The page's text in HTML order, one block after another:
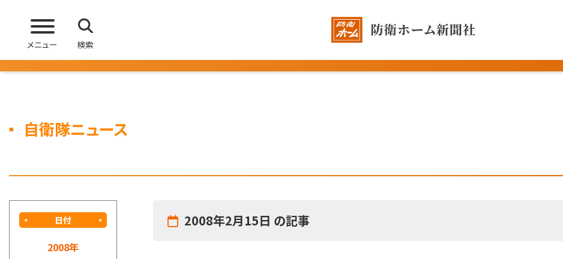
メニュー 検索
自衛隊ニュース
日付
2008年
2008年2月15日 の記事